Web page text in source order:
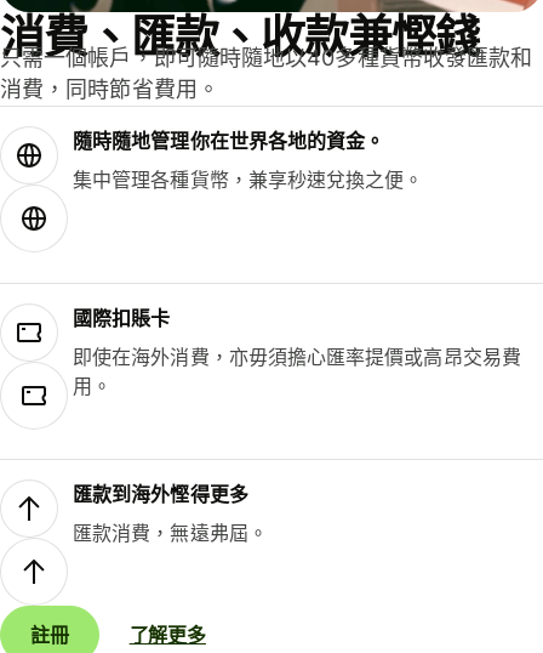
消費、匯款、收款兼慳錢
只需一個帳戶，即可隨時隨地以40多種貨幣收發匯款和
消費，同時節省費用。
隨時隨地管理你在世界各地的資金。
集中管理各種貨幣，兼享秒速兌換之便。
國際扣賬卡
即使在海外消費，亦毋須擔心匯率提價或高昂交易費
用。
匯款到海外慳得更多
匯款消費，無遠弗屆。
註冊 了解更多